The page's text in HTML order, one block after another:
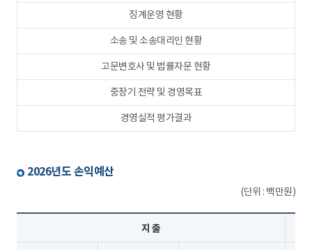
징계운영 현황
소송 및 소송대리인 현황
고문변호사 및 법률자문 현황
중장기 전략 및 경영목표
경영실적 평가결과
2026년도 손익예산
(단위 : 백만원)
지 출